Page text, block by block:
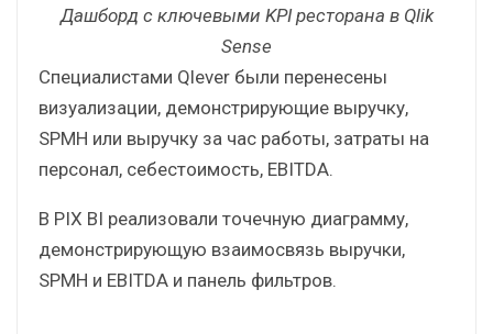
Sense
Специалистами Qlever были перенесены
визуализации, демонстрирующие выручку,